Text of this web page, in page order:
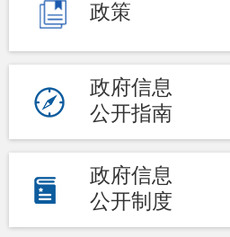
政策
政府信息
公开指南
政府信息
公开制度